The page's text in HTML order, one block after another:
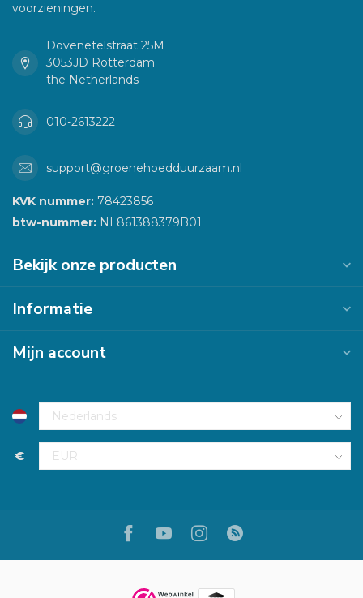
voorzieningen.
Dovenetelstraat 25M
3053JD Rotterdam
the Netherlands
010-2613222
support@groenehoedduurzaam.nl
KVK nummer: 78423856
btw-nummer: NL861388379B01
Bekijk onze producten
Informatie
Mijn account
€